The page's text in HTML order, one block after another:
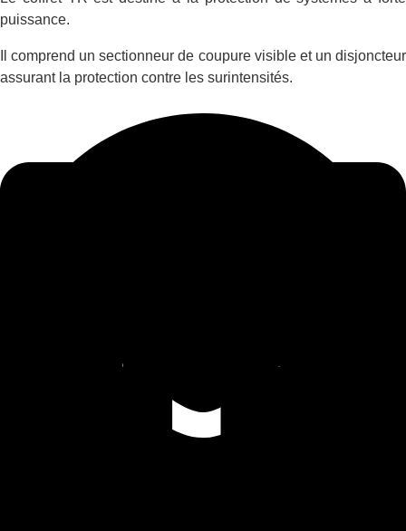
puissance.
Il comprend un sectionneur de coupure visible et un disjoncteur
assurant la protection contre les surintensités.